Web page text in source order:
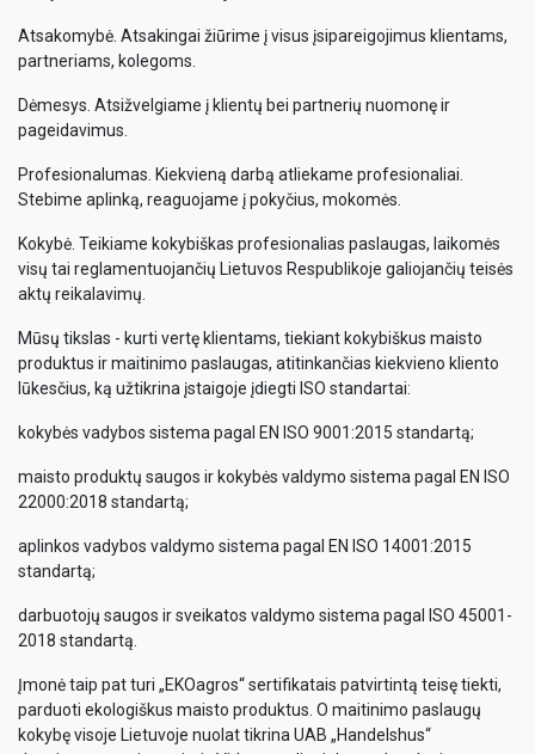
Atsakomybė. Atsakingai žiūrime į visus įsipareigojimus klientams,
partneriams, kolegoms.
Dėmesys. Atsižvelgiame į klientų bei partnerių nuomonę ir
pageidavimus.
Profesionalumas. Kiekvieną darbą atliekame profesionaliai.
Stebime aplinką, reaguojame į pokyčius, mokomės.
Kokybė. Teikiame kokybiškas profesionalias paslaugas, laikomės
visų tai reglamentuojančių Lietuvos Respublikoje galiojančių teisės
aktų reikalavimų.
Mūsų tikslas - kurti vertę klientams, tiekiant kokybiškus maisto
produktus ir maitinimo paslaugas, atitinkančias kiekvieno kliento
lūkesčius, ką užtikrina įstaigoje įdiegti ISO standartai:
kokybės vadybos sistema pagal EN ISO 9001:2015 standartą;
maisto produktų saugos ir kokybės valdymo sistema pagal EN ISO
22000:2018 standartą;
aplinkos vadybos valdymo sistema pagal EN ISO 14001:2015
standartą;
darbuotojų saugos ir sveikatos valdymo sistema pagal ISO 45001-
2018 standartą.
Įmonė taip pat turi „EKOagros“ sertifikatais patvirtintą teisę tiekti,
parduoti ekologiškus maisto produktus. O maitinimo paslaugų
kokybę visoje Lietuvoje nuolat tikrina UAB „Handelshus“